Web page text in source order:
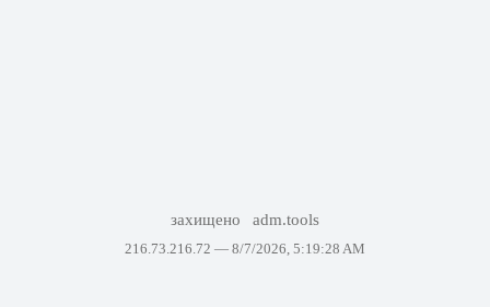
захищено adm.tools
216.73.216.72 — 8/7/2026, 5:19:28 AM